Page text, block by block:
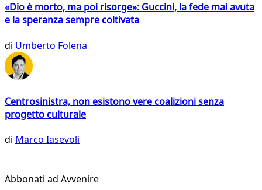
«Dio è morto, ma poi risorge»: Guccini, la fede mai avuta
e la speranza sempre coltivata
di Umberto Folena
Centrosinistra, non esistono vere coalizioni senza
progetto culturale
di Marco Iasevoli
Abbonati ad Avvenire